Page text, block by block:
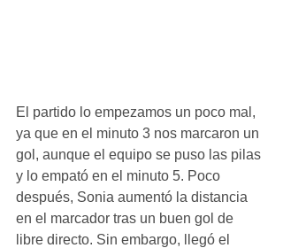
El partido lo empezamos un poco mal,
ya que en el minuto 3 nos marcaron un
gol, aunque el equipo se puso las pilas
y lo empató en el minuto 5. Poco
después, Sonia aumentó la distancia
en el marcador tras un buen gol de
libre directo. Sin embargo, llegó el